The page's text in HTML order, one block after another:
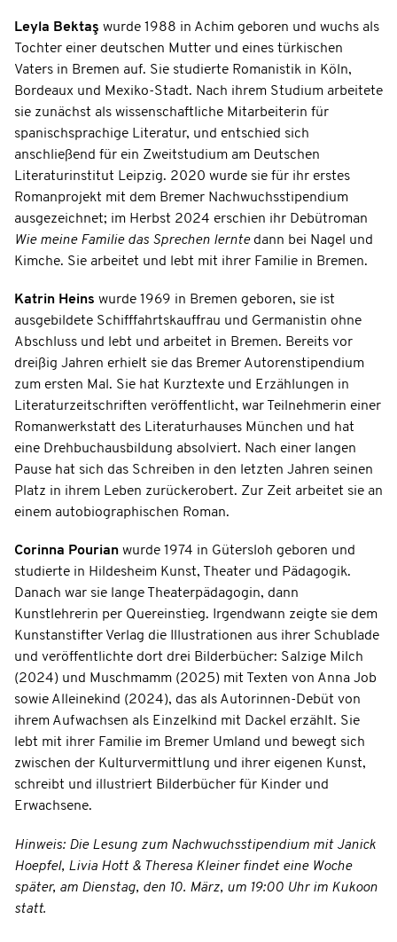
Leyla Bektaş wurde 1988 in Achim geboren und wuchs als
Tochter einer deutschen Mutter und eines türkischen
Vaters in Bremen auf. Sie studierte Romanistik in Köln,
Bordeaux und Mexiko-Stadt. Nach ihrem Studium arbeitete
sie zunächst als wissenschaftliche Mitarbeiterin für
spanischsprachige Literatur, und entschied sich
anschließend für ein Zweitstudium am Deutschen
Literaturinstitut Leipzig. 2020 wurde sie für ihr erstes
Romanprojekt mit dem Bremer Nachwuchsstipendium
ausgezeichnet; im Herbst 2024 erschien ihr Debütroman
Wie meine Familie das Sprechen lerntedann bei Nagel und
Kimche. Sie arbeitet und lebt mit ihrer Familie in Bremen.
Katrin Heins wurde 1969 in Bremen geboren, sie ist
ausgebildete Schifffahrtskauffrau und Germanistin ohne
Abschluss und lebt und arbeitet in Bremen. Bereits vor
dreißig Jahren erhielt sie das Bremer Autorenstipendium
zum ersten Mal. Sie hat Kurztexte und Erzählungen in
Literaturzeitschriften veröffentlicht, war Teilnehmerin einer
Romanwerkstatt des Literaturhauses München und hat
eine Drehbuchausbildung absolviert. Nach einer langen
Pause hat sich das Schreiben in den letzten Jahren seinen
Platz in ihrem Leben zurückerobert. Zur Zeit arbeitet sie an
einem autobiographischen Roman.
Corinna Pourian wurde 1974 in Gütersloh geboren und
studierte in Hildesheim Kunst, Theater und Pädagogik.
Danach war sie lange Theaterpädagogin, dann
Kunstlehrerin per Quereinstieg. Irgendwann zeigte sie dem
Kunstanstifter Verlag die Illustrationen aus ihrer Schublade
und veröffentlichte dort drei Bilderbücher: Salzige Milch
(2024) und Muschmamm (2025) mit Texten von Anna Job
sowie Alleinekind (2024), das als Autorinnen-Debüt von
ihrem Aufwachsen als Einzelkind mit Dackel erzählt. Sie
lebt mit ihrer Familie im Bremer Umland und bewegt sich
zwischen der Kulturvermittlung und ihrer eigenen Kunst,
schreibt und illustriert Bilderbücher für Kinder und
Erwachsene.
Hinweis: Die Lesung zum Nachwuchsstipendium mit Janick
Hoepfel, Livia Hott & Theresa Kleiner findet eine Woche
später, am Dienstag, den 10. März, um 19:00 Uhr im Kukoon
statt.